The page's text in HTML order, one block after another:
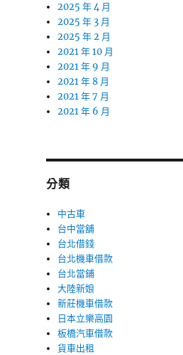
2025 年 4 月
2025 年 3 月
2025 年 2 月
2021 年 10 月
2021 年 9 月
2021 年 8 月
2021 年 7 月
2021 年 6 月
分類
中古車
台中當舖
台北借錢
台北機車借款
台北當鋪
大陸新娘
新莊機車借款
日本立樂高園
板橋汽車借款
貨車出租